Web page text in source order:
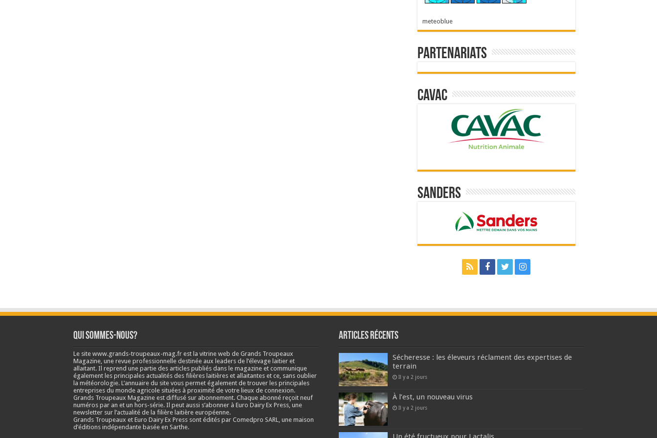
meteoblue
Partenariats
Cavac
Sanders
Qui sommes-nous?
Le site www.grands-troupeaux-mag.fr est la vitrine web de Grands Troupeaux
Magazine, une revue professionnelle destinée aux leaders de l’élevage laitier et
allaitant. Il reprend une partie des articles publiés dans le magazine et communique
également les principales actualités des filières laitières et allaitantes et ce, sans oublier
la météorologie. L’annuaire du site vous permet également de trouver les principales
entreprises du monde agricole situées à proximité de votre lieux de connexion.
Grands Troupeaux Magazine est diffusé sur abonnement. Chaque abonné reçoit neuf
numéros par an et un hors-série. Il peut aussi s’abonner à Euro Dairy Ex Press, une
newsletter sur l’actualité de la filière laitière européenne.
Grands Troupeaux et Euro Dairy Ex Press sont édités par Comedpro SARL, une maison
d’éditions indépendante basée en Sarthe.
Articles récents
Sécheresse : les éleveurs réclament des expertises de
terrain
Il y a 2 jours
À l’est, un nouveau virus
Il y a 2 jours